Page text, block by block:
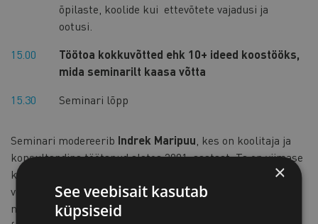
õpilaste, koolide kui ettevõtete vajadusi ja
ootusi.
15.00
Töötoa kokkuvõtted ehk 10+ ideed koostööks,
mida seminarilt kaasa võtta
15.30
Seminari lõpp
Seminari modereerib Indrek Maripuu , kes on koolitaja ja
konsultandina töötanud alates 2001. aastast. Ta on viimase
kümne aasta jooksul nõustanud enam kui 100 ettevõtte
võtmeisikuid, teinud koostööd mitmete koolide ja
noorsootöö organisatsioonidega. Indreku peamiseks
×
See veebisait kasutab
küpsiseid